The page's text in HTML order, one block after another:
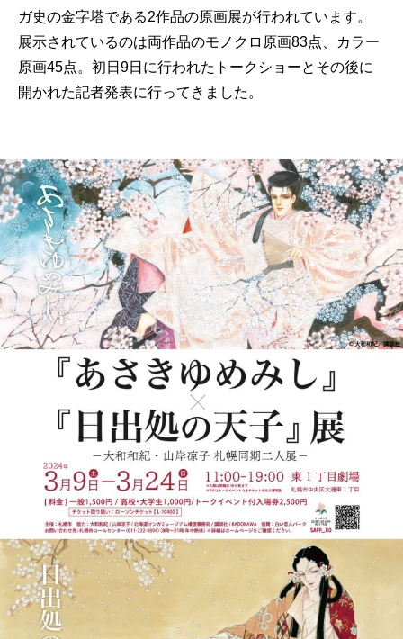
ガ史の金字塔である2作品の原画展が行われています。
展示されているのは両作品のモノクロ原画83点、カラー
原画45点。初日9日に行われたトークショーとその後に
開かれた記者発表に行ってきました。